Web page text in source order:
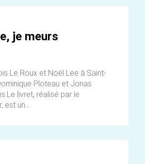
je meurs
Le Roux et Noël Lee à Saint-
Ploteau et Jonas
livret, réalisé par le
est un...